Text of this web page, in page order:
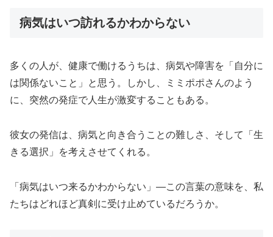
病気はいつ訪れるかわからない
多くの人が、健康で働けるうちは、病気や障害を「自分に
は関係ないこと」と思う。しかし、ミミポポさんのよう
に、突然の発症で人生が激変することもある。
彼女の発信は、病気と向き合うことの難しさ、そして「生
きる選択」を考えさせてくれる。
「病気はいつ来るかわからない」—この言葉の意味を、私
たちはどれほど真剣に受け止めているだろうか。